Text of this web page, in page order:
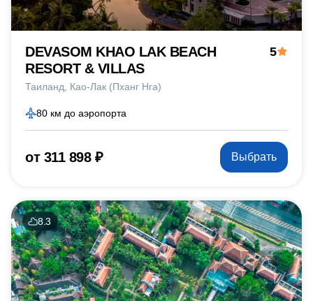
DEVASOM KHAO LAK BEACH
RESORT & VILLAS
Таиланд Као-Лак (Пханг Нга)
5
80 км до аэропорта
от 311 898 ₽ Выбрать
8.3